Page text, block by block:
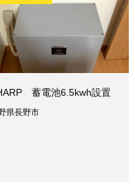
蓄電池6.5kwh設置
県長野市